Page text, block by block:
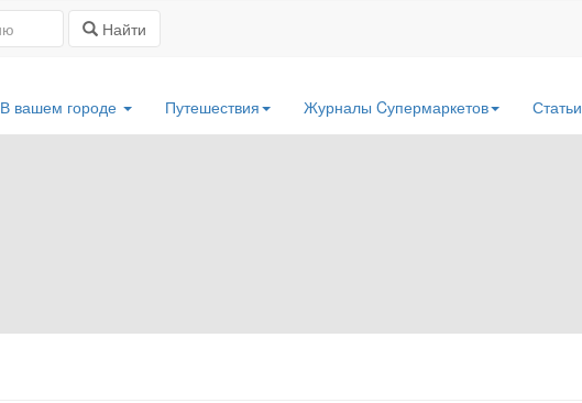
Найти
В вашем городе Путешествия Журналы Cупермаркетов Статьи